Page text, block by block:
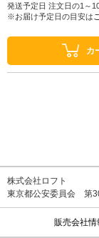
発送予定日 注文日の1～
※お届け予定日の目安は
カ
株式会社ロフト
東京都公安委員会 第
販売会社情